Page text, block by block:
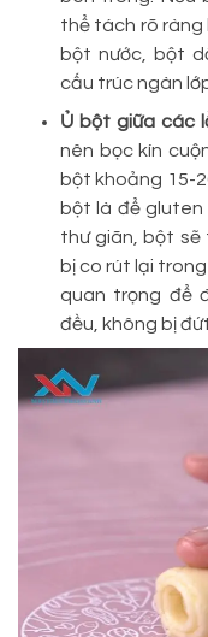
thể tách rõ ràng
bột nước, bột
cấu trúc ngàn
Ủ bột giữa các
nên bọc kín
bột khoảng 15-
bột là để
thư giãn, bột sẽ
bị co rút lại
quan trọng để
đều, không bị